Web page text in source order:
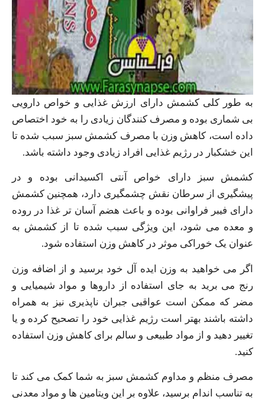
به طور کلی کشمش دارای ارزش غذایی و خواص دارویی
بی شماری بوده و مصرف کنندگان زیادی را به خود اختصاص
داده است، کاهش وزن با مصرف کشمش سبز سبب شده تا
این خشکبار در رژیم غذایی افراد زیادی وجود داشته باشد.
کشمش سبز دارای خواص آنتی اکسیدانی بوده و در
پیشگیری از سرطان نقش چشمگیری دارد، همچنین کشمش
دارای فیبر فراوانی بوده و باعث هضم آسان تر غذا در روده
و معده می شود، این ویژگی سبب شده تا از کشمش به
عنوان یک خوراکی موثر در کاهش وزن استفاده شود.
اگر می خواهید به وزن ایده آل خود برسید و از اضافه وزن
رنج می برید به جای استفاده از داروها و مواد شیمیایی و
مضر که ممکن است عواقبی جبران ناپذیری نیز به همراه
داشته باشند بهتر است رژیم غذایی خود را تصحیح کرده و یا
تغییر دهید و از مواد طبیعی و سالم برای کاهش وزن استفاده
کنید.
مصرف منظم و مداوم کشمش سبز به شما کمک می کند تا
به تناسب اندام برسید، علاوه بر این ویتامین ها و مواد معدنی